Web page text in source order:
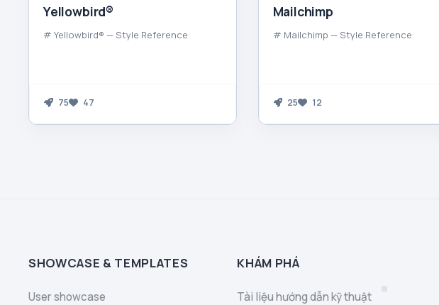
Yellowbird®
# Yellowbird® — Style Reference
75 47
Mailchimp
# Mailchimp — Style Reference
25 12
SHOWCASE & TEMPLATES
User showcase
KHÁM PHÁ
Tài liệu hướng dẫn kỹ thuật